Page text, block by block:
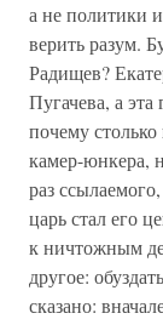
а не политики
верить разум.
Радищев?
Пугачева, а
почему
камер-юнкера,
раз
царь стал его
к ничтожным
другое:
сказано: